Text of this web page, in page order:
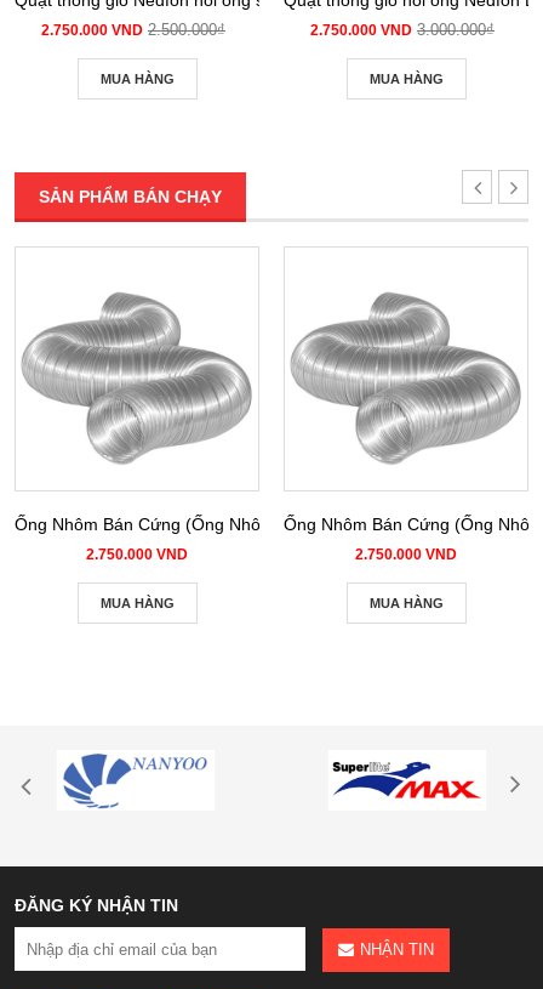
2.750.000 VND 2.500.000₫
MUA HÀNG
2.750.000 VND 3.000.000₫
MUA HÀNG
SẢN PHẨM BÁN CHẠY
Ống Nhôm Bán Cứng (Ống Nhôm Nhún) phi 100
2.750.000 VND
MUA HÀNG
Ống Nhôm Bán Cứng (Ống
2.750.000 VND
MUA HÀNG
ĐĂNG KÝ NHẬN TIN
NHẬN TIN